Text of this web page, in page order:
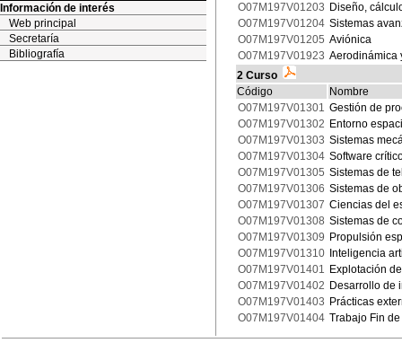
Información de interés
Web principal
Secretaría
Bibliografía
O07M197V01203 Diseño,
O07M197V01204 Sistemas
O07M197V01205 Aviónica
O07M197V01923 Aerodinámica
2 Curso
Código
Nombre
O07M197V01301 Gestión de
O07M197V01302 Entorno
O07M197V01303 Sistemas
O07M197V01304 Software
O07M197V01305 Sistemas de
O07M197V01306 Sistemas de
O07M197V01307 Ciencias del
O07M197V01308 Sistemas de
O07M197V01309 Propulsión
O07M197V01310 Inteligencia
O07M197V01401 Explotación
O07M197V01402 Desarrollo de
O07M197V01403 Prácticas
O07M197V01404 Trabajo Fin